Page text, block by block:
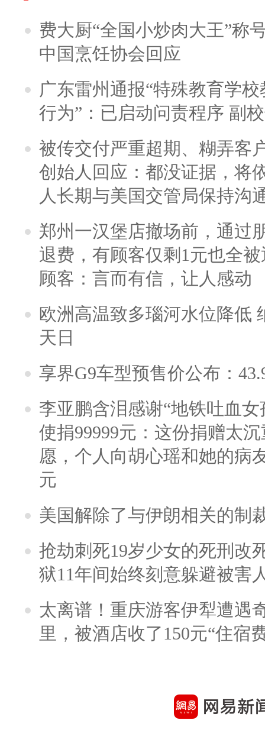
费大厨“全国小炒肉大王”称
中国烹饪协会回应
广东雷州通报“特殊教育学
行为”：已启动问责程序 副
被传交付严重超期、糊弄客
创始人回应：都没证据，将
人长期与美国交管局保持沟
郑州一汉堡店撤场前，通过
退费，有顾客仅剩1元也全
顾客：言而有信，让人感动
欧洲高温致多瑙河水位降低
天日
享界G9车型预售价公布：
李亚鹏含泪感谢“地铁吐血
使捐99999元：这份捐赠太
愿，个人向胡心瑶和她的病
元
美国解除了与伊朗相关的制
抢劫刺死19岁少女的死刑改
狱11年间始终刻意躲避被害
太离谱！重庆游客伊犁遭遇
里，被酒店收了150元“住宿